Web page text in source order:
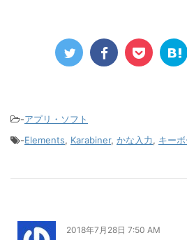
-アプリ・ソフト
-Elements, Karabiner, かな入力, キー
2018年7月28日 7:50 AM